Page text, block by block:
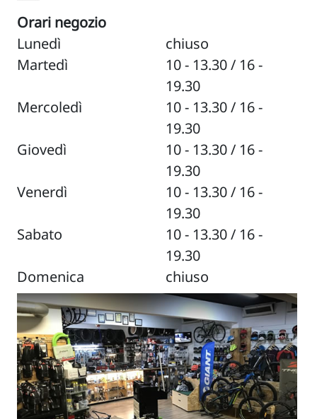
Orari negozio
Lunedì
chiuso
Martedì
10 - 13.30 / 16 -
19.30
Mercoledì
10 - 13.30 / 16 -
19.30
Giovedì
10 - 13.30 / 16 -
19.30
Venerdì
10 - 13.30 / 16 -
19.30
Sabato
10 - 13.30 / 16 -
19.30
Domenica
chiuso